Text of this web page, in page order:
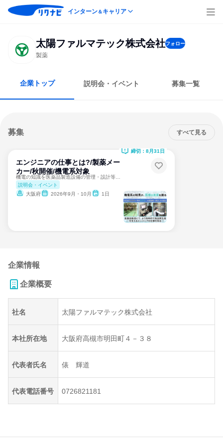
インターン＆キャリア
太陽ファルマテック株式会社フォロー
製薬
企業トップ 説明会・イベント 募集一覧
募集 すべて見る
エンジニアの仕事とは?/製薬メー
カー/秋開催/機電系対象
説明会・イベント
大阪府
2026年9月・10月 1日
締切：8月31日
企業情報
企業概要
社名 太陽ファルマテック株式会社
本社所在地 大阪府高槻市明田町４－３８
代表者氏名 俵 輝道
代表電話番号 0726821181